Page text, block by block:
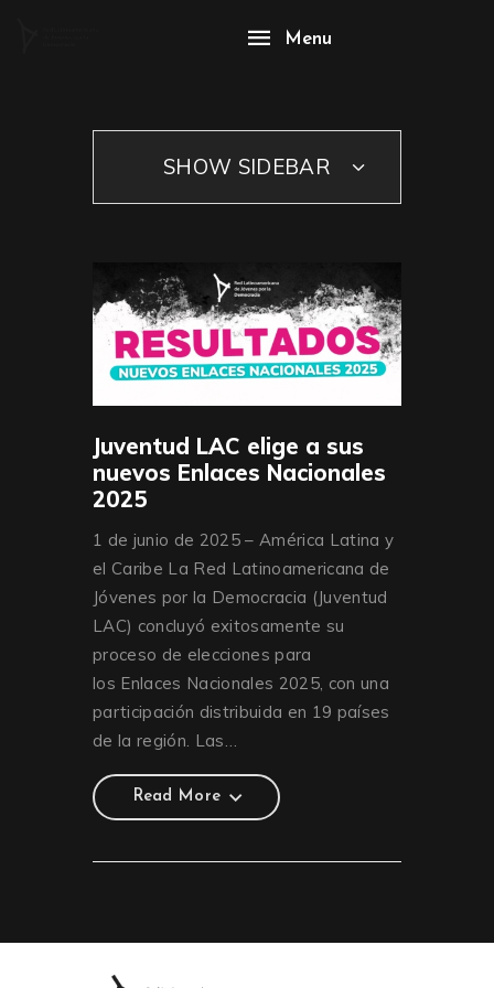
Menu
Juventud LAC elige a sus
nuevos Enlaces Nacionales
2025
1 de junio de 2025 – América Latina y
el Caribe La Red Latinoamericana de
Jóvenes por la Democracia (Juventud
LAC) concluyó exitosamente su
proceso de elecciones para
los Enlaces Nacionales 2025, con una
participación distribuida en 19 países
de la región. Las…
Read More
SHOW SIDEBAR